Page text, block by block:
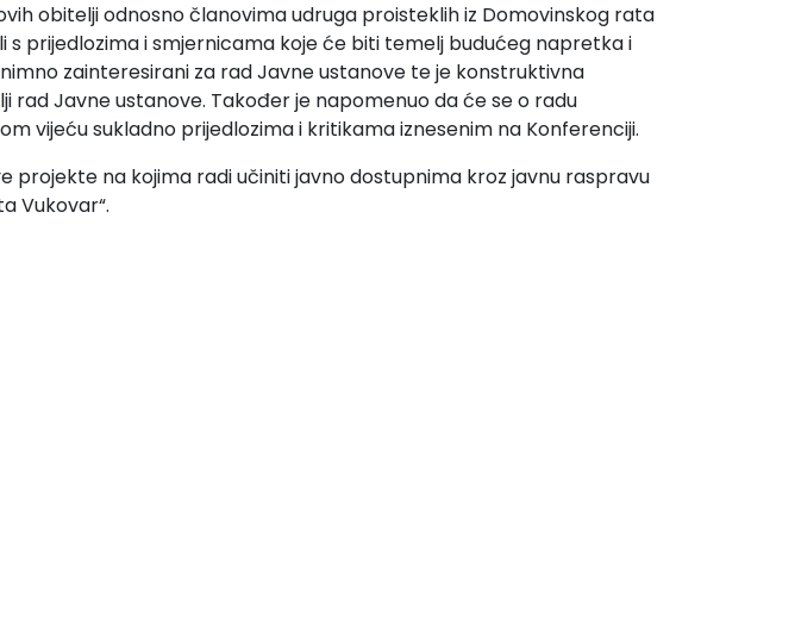
obitelji odnosno članovima udruga proisteklih iz Domovinskog rata
prijedlozima i smjernicama koje će biti temelj budućeg napretka i
zainteresirani za rad Javne ustanove te je konstruktivna
rad Javne ustanove. Također je napomenuo da će se o radu
vijeću sukladno prijedlozima i kritikama iznesenim na Konferenciji.
projekte na kojima radi učiniti javno dostupnima kroz javnu raspravu
Vukovar“.